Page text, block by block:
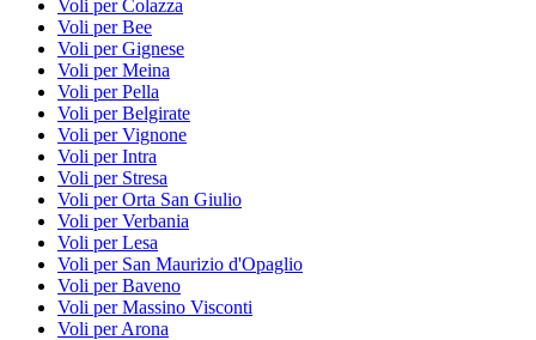
Voli per Colazza
Voli per Bee
Voli per Gignese
Voli per Meina
Voli per Pella
Voli per Belgirate
Voli per Vignone
Voli per Intra
Voli per Stresa
Voli per Orta San Giulio
Voli per Verbania
Voli per Lesa
Voli per San Maurizio d'Opaglio
Voli per Baveno
Voli per Massino Visconti
Voli per Arona